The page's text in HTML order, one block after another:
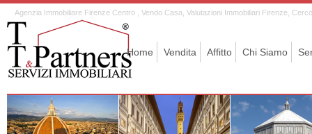
Agenzia Immobiliare Firenze Centro , Vendo Casa, Valutazioni Immobiliari Firenze,
Chi Siamo
Affitto
Vendita
Home